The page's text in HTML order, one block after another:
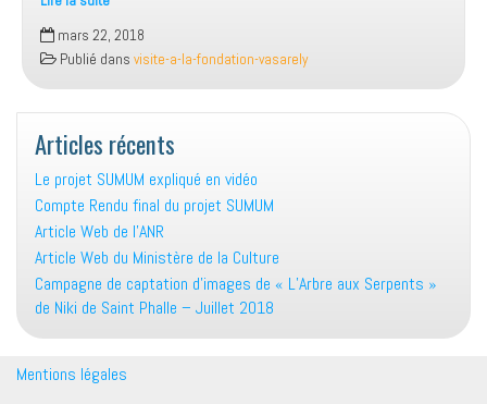
Visite
à
la
Fondation
Vasarely
mars 22, 2018
Publié dans visite-a-la-fondation-vasarely
Articles récents
Le projet SUMUM expliqué en vidéo
Compte Rendu final du projet SUMUM
Article Web de l’ANR
Article Web du Ministère de la Culture
Campagne de captation d’images de « L’Arbre aux Serpents »
de Niki de Saint Phalle – Juillet 2018
Mentions légales